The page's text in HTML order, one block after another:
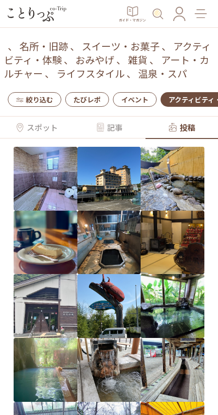
ガイド・マガジン
、 名所・旧跡、 スイーツ・お菓子、 アクティ
ビティ・体験、 おみやげ 、 雑貨 、 アート・カ
ルチャー 、 ライフスタイル、 温泉・スパ
絞り込む たびレポ イベント アクティビティ
スポット 記事 投稿